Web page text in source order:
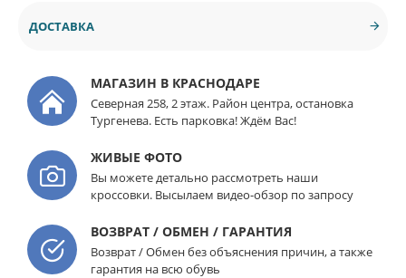
ДОСТАВКА
МАГАЗИН В КРАСНОДАРЕ
Северная 258, 2 этаж. Район центра, остановка
Тургенева. Есть парковка! Ждём Вас!
ЖИВЫЕ ФОТО
Вы можете детально рассмотреть наши
кроссовки. Высылаем видео-обзор по запросу
ВОЗВРАТ / ОБМЕН / ГАРАНТИЯ
Возврат / Обмен без объяснения причин, а также
гарантия на всю обувь